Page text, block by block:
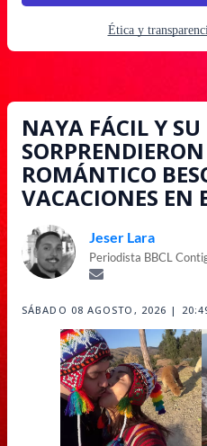
Ética y
NAYA FÁCIL Y SU
ROMÁNTICO
VACACIONES EN
Jeser Lara
Periodista BBCL
SÁBADO 08 AGOSTO, 2026 |